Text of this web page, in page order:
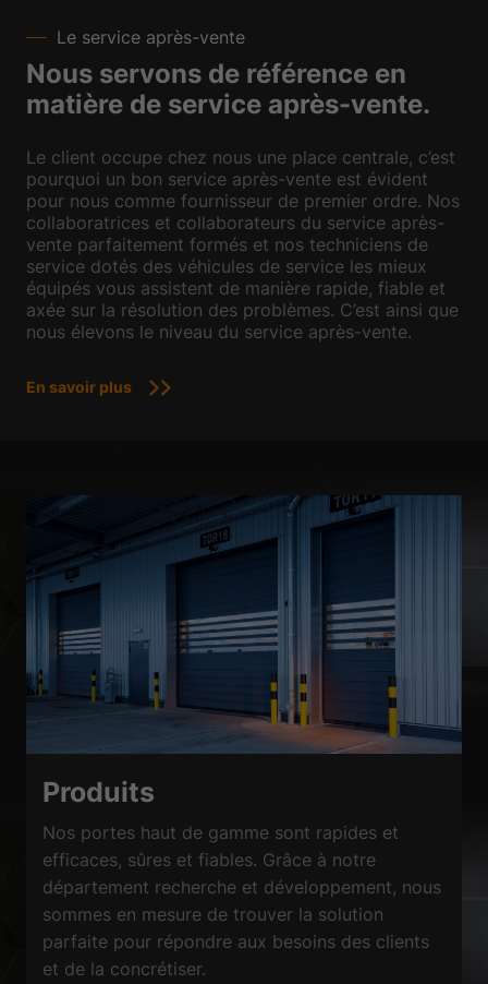
Le service après-vente
Nous servons de référence en
matière de service après-vente.
Le client occupe chez nous une place centrale, c’est
pourquoi un bon service après-vente est évident
pour nous comme fournisseur de premier ordre. Nos
collaboratrices et collaborateurs du service après-
vente parfaitement formés et nos techniciens de
service dotés des véhicules de service les mieux
équipés vous assistent de manière rapide, fiable et
axée sur la résolution des problèmes. C’est ainsi que
nous élevons le niveau du service après-vente.
En savoir plus
Produits
Nos portes haut de gamme sont rapides et
efficaces, sûres et fiables. Grâce à notre
département recherche et développement, nous
sommes en mesure de trouver la solution
parfaite pour répondre aux besoins des clients
et de la concrétiser.